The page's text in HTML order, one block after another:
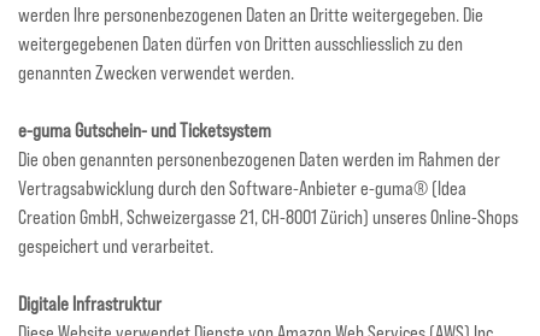
werden Ihre personenbezogenen Daten an Dritte weitergegeben. Die
weitergegebenen Daten dürfen von Dritten ausschliesslich zu den
genannten Zwecken verwendet werden.
e-guma Gutschein- und Ticketsystem
Die oben genannten personenbezogenen Daten werden im Rahmen der
Vertragsabwicklung durch den Software-Anbieter e-guma® (Idea
Creation GmbH, Schweizergasse 21, CH-8001 Zürich) unseres Online-Shops
gespeichert und verarbeitet.
Digitale Infrastruktur